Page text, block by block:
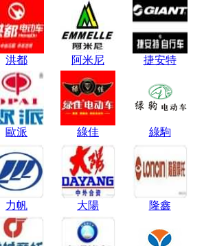
洪都 阿米尼 捷安特
歐派 綠佳 綠駒
力帆 大陽 隆鑫